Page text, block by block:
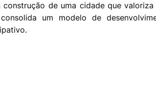
construção de uma cidade que
um modelo de